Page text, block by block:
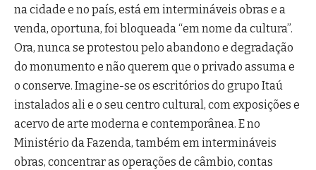
na cidade e no país, está em intermináveis obras e a
venda, oportuna, foi bloqueada “em nome da cultura”.
Ora, nunca se protestou pelo abandono e degradação
do monumento e não querem que o privado assuma e
o conserve. Imagine-se os escritórios do grupo Itaú
instalados ali e o seu centro cultural, com exposições e
acervo de arte moderna e contemporânea. E no
Ministério da Fazenda, também em intermináveis
obras, concentrar as operações de câmbio, contas